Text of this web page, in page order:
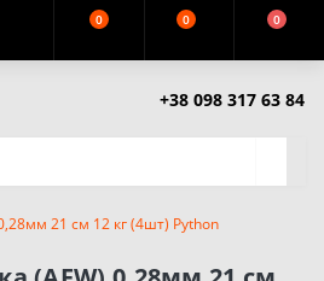
0 0 0
+38 098 317 63 84
21 см 12 кг (4шт) Python